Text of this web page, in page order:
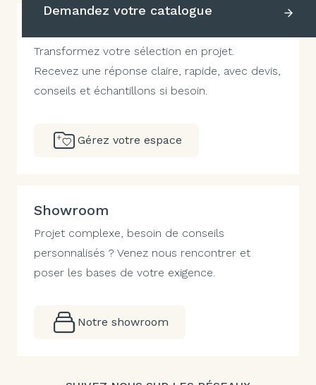
Transformez votre sélection en projet.
Recevez une réponse claire, rapide, avec devis,
conseils et échantillons si besoin.
Gérez votre espace
Showroom
Projet complexe, besoin de conseils
personnalisés ? Venez nous rencontrer et
poser les bases de votre exigence.
Notre showroom
Demandez votre catalogue